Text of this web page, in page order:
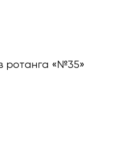
ротанга «№35»